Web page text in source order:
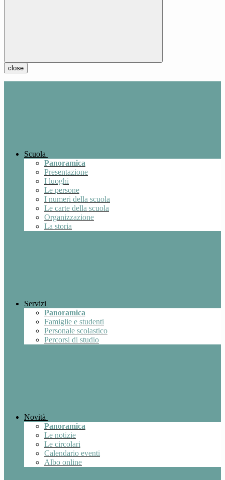
close
Scuola
Panoramica
Presentazione
I luoghi
Le persone
I numeri della scuola
Le carte della scuola
Organizzazione
La storia
Servizi
Panoramica
Famiglie e studenti
Personale scolastico
Percorsi di studio
Novità
Panoramica
Le notizie
Le circolari
Calendario eventi
Albo online